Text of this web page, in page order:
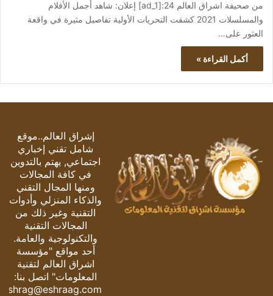
من صحيفة اشراق العالم 24:[ad_1] إعلان: شاهد أجمل الأفلام
والمسلسلات 2021 كشفت التحريات الأولية تفاصيل مثيرة في واقعة
العثور على…
أكمل القراءة »
إشراق العالم..موقع
شامل تقني إخباري
اجتماعي, يهتم بالتدوين
في كافة المجالات
ومنها المجال التقني
والذكاء المنزلي وأدوات
التقنية وغير ذلك من
المجالات التقنية
والتكنولوجية والعامة.
أحد مواقع "مؤسسة
اشراق العالم لتقنية
المعلومات" اتصل بنا:
eshrag@eshraag.com